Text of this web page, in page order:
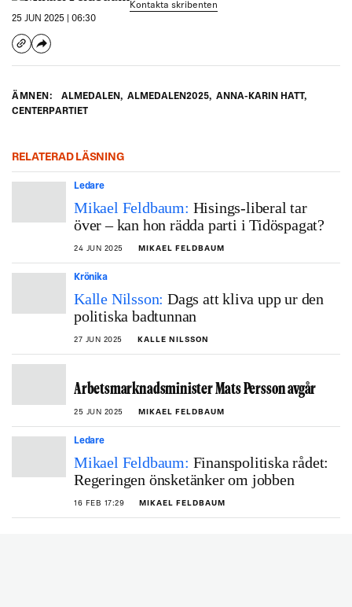
Kontakta skribenten
25 JUN 2025 | 06:30
ÄMNEN: ALMEDALEN, ALMEDALEN2025, ANNA-KARIN HATT,
CENTERPARTIET
RELATERAD LÄSNING
Ledare
Mikael Feldbaum: Hisings-liberal tar
över – kan hon rädda parti i Tidöspagat?
24 JUN 2025 MIKAEL FELDBAUM
Krönika
Kalle Nilsson: Dags att kliva upp ur den
politiska badtunnan
27 JUN 2025 KALLE NILSSON
Arbetsmarknadsminister Mats Persson avgår
25 JUN 2025 MIKAEL FELDBAUM
Ledare
Mikael Feldbaum: Finanspolitiska rådet:
Regeringen önsketänker om jobben
16 FEB 17:29 MIKAEL FELDBAUM